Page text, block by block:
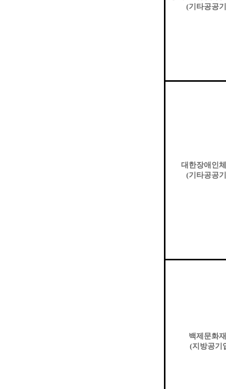
(기타공공
대한장애인
(기타공공
백제문화
(지방공기